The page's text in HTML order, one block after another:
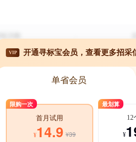
VIP 开通寻标宝会员，查看更多招采
单省会员
限购一次
首月试用
¥14.9 ¥39
最划算
12
¥